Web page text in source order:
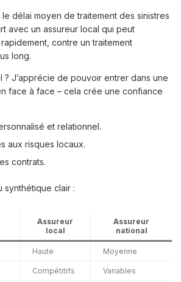
délai moyen de traitement des sinistres
avec un assureur local qui peut
contre un traitement
long.
? J’apprécie de pouvoir entrer dans une
face à face – cela crée une confiance
et relationnel.
aux risques locaux.
contrats.
synthétique clair :
Assureur
local
Assureur
national
Haute Moyenne
Compétitifs Variables